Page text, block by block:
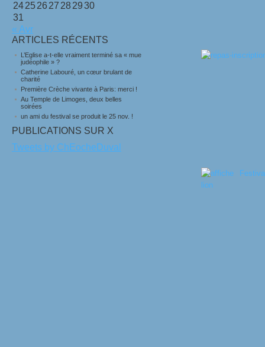
242526 27 282930
31
« Avr
ARTICLES RÉCENTS
L’Eglise a-t-elle vraiment terminé sa « mue
judéophile » ?
Catherine Labouré, un cœur brulant de
charité
Première Crèche vivante à Paris: merci !
Au Temple de Limoges, deux belles
soirées
un ami du festival se produit le 25 nov. !
PUBLICATIONS SUR X
Tweets by ChEocheDuval